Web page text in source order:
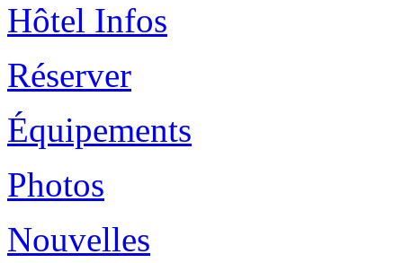
Hôtel Infos
Réserver
Équipements
Photos
Nouvelles